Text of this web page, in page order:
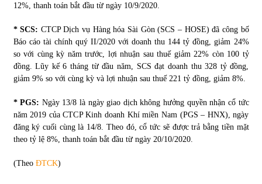
12%, thanh toán bắt đầu từ ngày 10/9/2020.
* SCS: CTCP Dịch vụ Hàng hóa Sài Gòn (SCS – HOSE) đã công bố
Báo cáo tài chính quý II/2020 với doanh thu 144 tỷ đồng, giảm 24%
so với cùng kỳ năm trước, lợi nhuận sau thuế giảm 22% còn 100 tỷ
đồng. Lũy kế 6 tháng từ đầu năm, SCS đạt doanh thu 328 tỷ đồng,
giảm 9% so với cùng kỳ và lợi nhuận sau thuế 221 tỷ đồng, giảm 8%.
* PGS: Ngày 13/8 là ngày giao dịch không hưởng quyền nhận cổ tức
năm 2019 của CTCP Kinh doanh Khí miền Nam (PGS – HNX), ngày
đăng ký cuối cùng là 14/8. Theo đó, cổ tức sẽ được trả bằng tiền mặt
theo tỷ lệ 8%, thanh toán bắt đầu từ ngày 20/10/2020.
(Theo ĐTCK)